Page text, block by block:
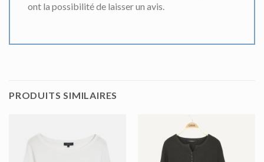
ont la possibilité de laisser un avis.
PRODUITS SIMILAIRES